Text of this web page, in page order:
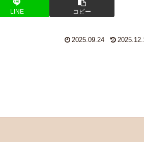
LINE コピー
2025.09.24